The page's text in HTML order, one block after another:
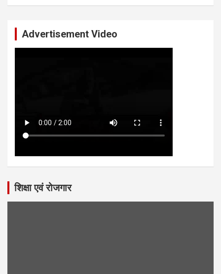
Advertisement Video
शिक्षा एवं रोजगार